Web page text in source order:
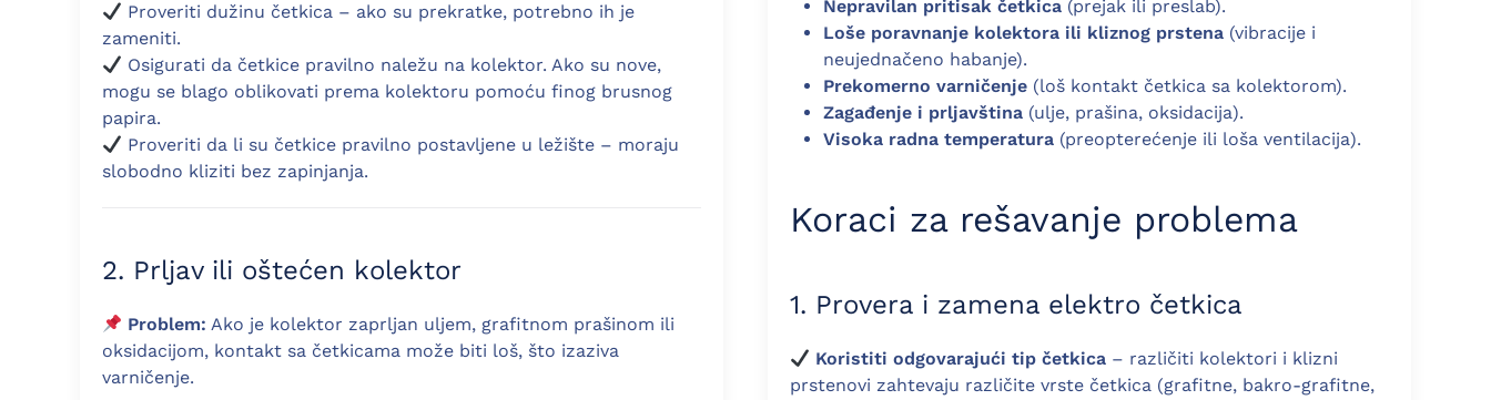
Proveriti dužinu četkica – ako su prekratke, potrebno ih je
zameniti.
Osigurati da četkice pravilno naležu na kolektor. Ako su nove,
mogu se blago oblikovati prema kolektoru pomoću finog brusnog
papira.
Proveriti da li su četkice pravilno postavljene u ležište – moraju
slobodno kliziti bez zapinjanja.
2. Prljav ili oštećen kolektor
Problem: Ako je kolektor zaprljan uljem, grafitnom prašinom ili
oksidacijom, kontakt sa četkicama može biti loš, što izaziva
varničenje.
Nepravilan pritisak četkica (prejak ili preslab).
Loše poravnanje kolektora ili kliznog prstena (vibracije i
neujednačeno habanje).
Prekomerno varničenje (loš kontakt četkica sa kolektorom).
Zagađenje i prljavština (ulje, prašina, oksidacija).
Visoka radna temperatura (preopterećenje ili loša ventilacija).
Koraci za rešavanje problema
1. Provera i zamena elektro četkica
Koristiti odgovarajući tip četkica – različiti kolektori i klizni
prstenovi zahtevaju različite vrste četkica (grafitne, bakro-grafitne,